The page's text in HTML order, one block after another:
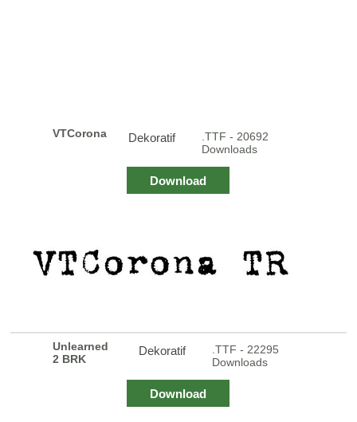
VTCorona Dekoratif
.TTF - 20692
Downloads
Download
Unlearned
2 BRK
Dekoratif
.TTF - 22295
Downloads
Download